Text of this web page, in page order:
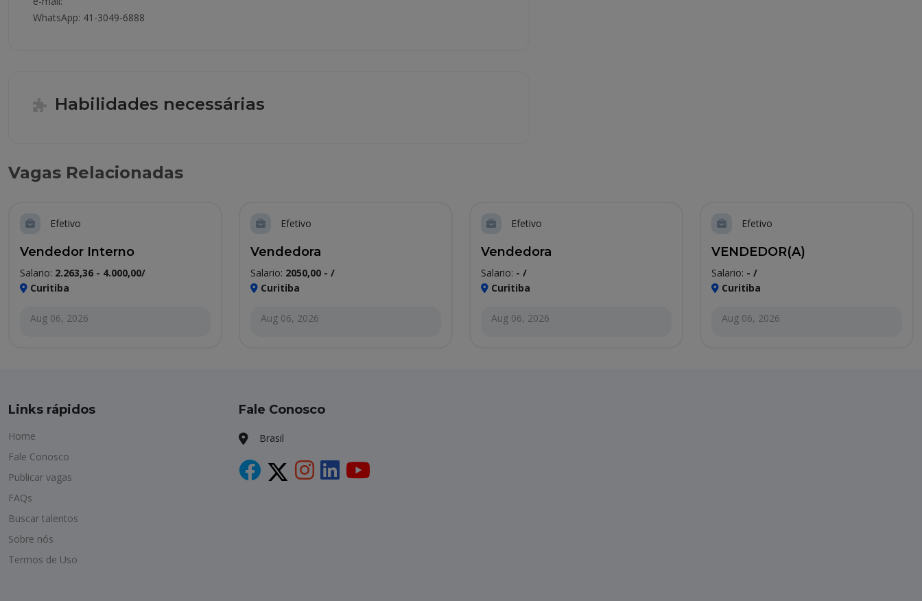
WhatsApp: 41-3049-6888
Habilidades necessárias
Vagas Relacionadas
Efetivo
Vendedor Interno
Salario: 2.263,36 - 4.000,00/
Curitiba
Aug 06, 2026
Efetivo
Vendedora
Salario: 2050,00 - /
Curitiba
Aug 06, 2026
Efetivo
Vendedora
Salario: - /
Curitiba
Aug 06, 2026
Efetivo
VENDEDOR(A)
Salario: - /
Curitiba
Aug 06, 2026
Links rápidos
Home
Fale Conosco
Publicar vagas
FAQs
Buscar talentos
Sobre nós
Termos de Uso
Fale Conosco
Brasil